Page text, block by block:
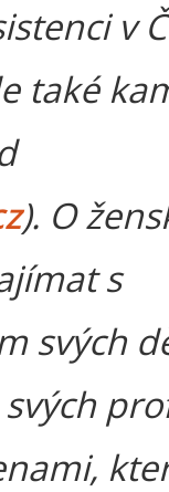
v
také
). O
s
svých